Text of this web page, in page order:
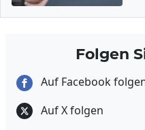
Folgen
Auf Facebook
Auf X folgen